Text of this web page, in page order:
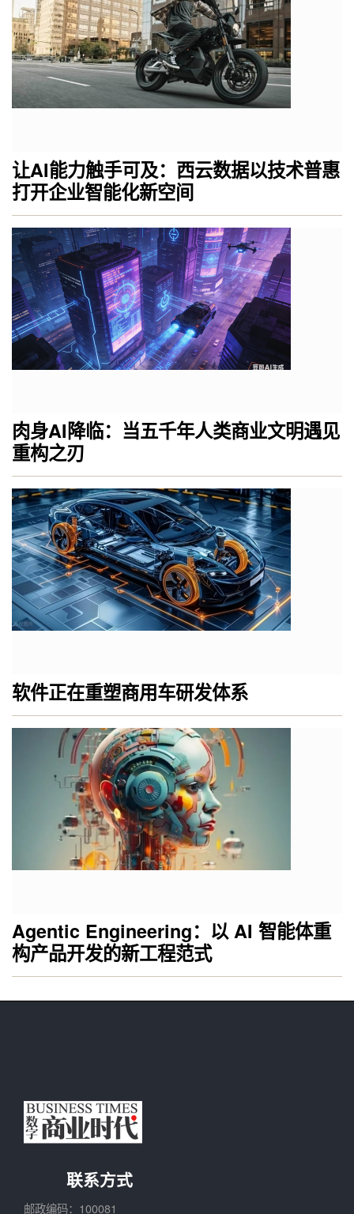
让AI能力触手可及：西云数据以技术普惠
打开企业智能化新空间
肉身AI降临：当五千年人类商业文明遇见
重构之刃
软件正在重塑商用车研发体系
Agentic Engineering：以 AI 智能体重
构产品开发的新工程范式
联系方式
邮政编码：100081